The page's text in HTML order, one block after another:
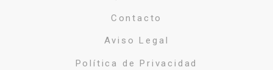
Contacto
Aviso Legal
Política de Privacidad